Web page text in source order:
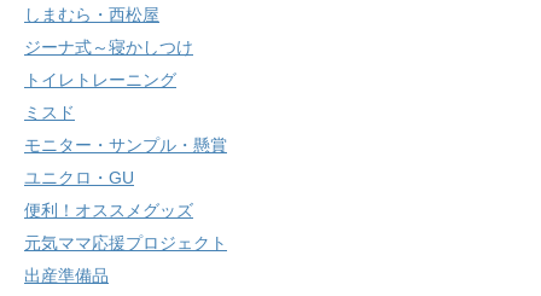
しまむら・西松屋
ジーナ式～寝かしつけ
トイレトレーニング
ミスド
モニター・サンプル・懸賞
ユニクロ・GU
便利！オススメグッズ
元気ママ応援プロジェクト
出産準備品